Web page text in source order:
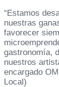
“Estamos
nuestras
favorecer
gastronomía,
nuestros
encargado
Local)